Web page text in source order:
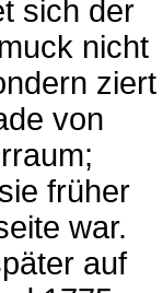
sich der
nicht
ziert
von
früher
war.
auf